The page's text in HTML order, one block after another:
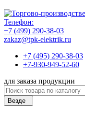
Телефон:
+7 (499) 290-38-03
zakaz@tpk-elektrik.ru
+7 (495) 290-38-03
+7-930-949-52-60
для заказа продукции
Везде